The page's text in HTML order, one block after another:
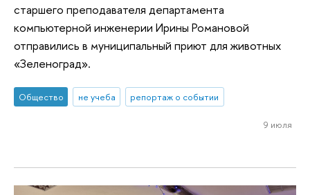
старшего преподавателя департамента
компьютерной инженерии Ирины Романовой
отправились в муниципальный приют для животных
«Зеленоград».
Общество не учеба репортаж о событии
9 июля